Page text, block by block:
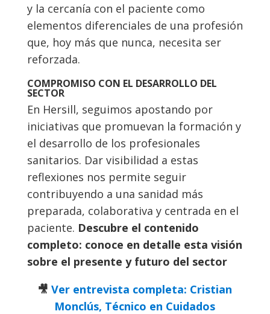
y la cercanía con el paciente como
elementos diferenciales de una profesión
que, hoy más que nunca, necesita ser
reforzada.
COMPROMISO CON EL DESARROLLO DEL
SECTOR
En Hersill, seguimos apostando por
iniciativas que promuevan la formación y
el desarrollo de los profesionales
sanitarios. Dar visibilidad a estas
reflexiones nos permite seguir
contribuyendo a una sanidad más
preparada, colaborativa y centrada en el
paciente. Descubre el contenido
completo: conoce en detalle esta visión
sobre el presente y futuro del sector
🎥Ver entrevista completa: Cristian
Monclús, Técnico en Cuidados